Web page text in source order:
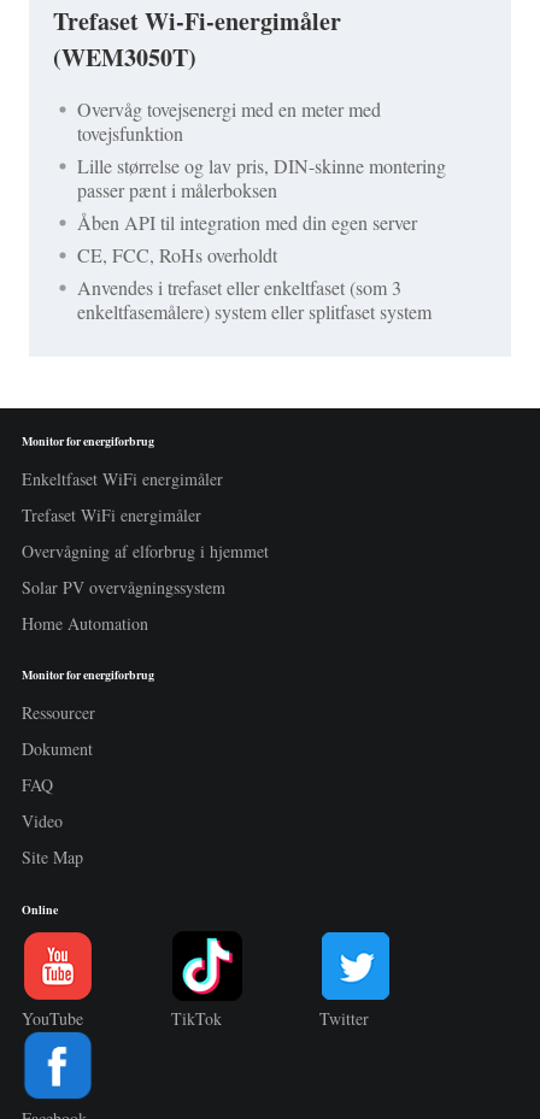
Trefaset Wi-Fi-energimåler
(WEM3050T)
Overvåg tovejsenergi med en meter med
tovejsfunktion
Lille størrelse og lav pris, DIN-skinne montering
passer pænt i målerboksen
Åben API til integration med din egen server
CE, FCC, RoHs overholdt
Anvendes i trefaset eller enkeltfaset (som 3
enkeltfasemålere) system eller splitfaset system
Monitor for energiforbrug
Enkeltfaset WiFi energimåler
Trefaset WiFi energimåler
Overvågning af elforbrug i hjemmet
Solar PV overvågningssystem
Home Automation
Monitor for energiforbrug
Ressourcer
Dokument
FAQ
Video
Site Map
Online
YouTube TikTok Twitter